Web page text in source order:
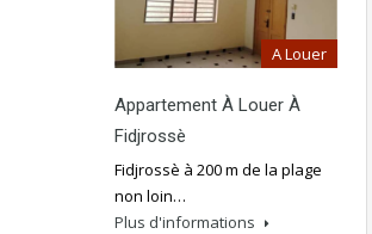
A Louer
Appartement À Louer À
Fidjrossè
Fidjrossè à 200 m de la plage
non loin…
Plus d'informations